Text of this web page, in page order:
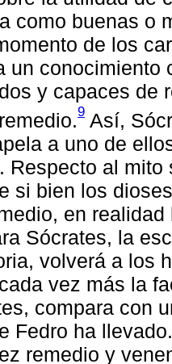
como buenas o
de los
un conocimiento
y capaces de
9 Así,
a uno de
Respecto al
si bien los
en
Sócrates, la
volverá a los
vez más la
compara con
Fedro ha
remedio y